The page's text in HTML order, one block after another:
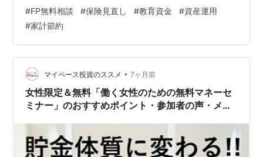
相続関連、資産運用の相談も無料です。ぜひ、ご活用く
ださい。 執筆者の紹介 はじめに この記事はこんなタイ
プの方のお役に立ちます この記事を読んでわかること 保
険見直し＆家計節約「FP無料相談ガーデン」の特長 保険
見直し＆家計節約「FP無料相談ガーデン」の約束 保険見
直し＆家計節約「FP無料相…
#FP無料相談 #保険見直し #教育資金 #資産運用
#家計節約
マイペース投資のススメ • 7ヶ月前
女性限定＆無料「働く女性のための無料マネーセ
ミナー」のおすすめポイント・参加者の声・メリ